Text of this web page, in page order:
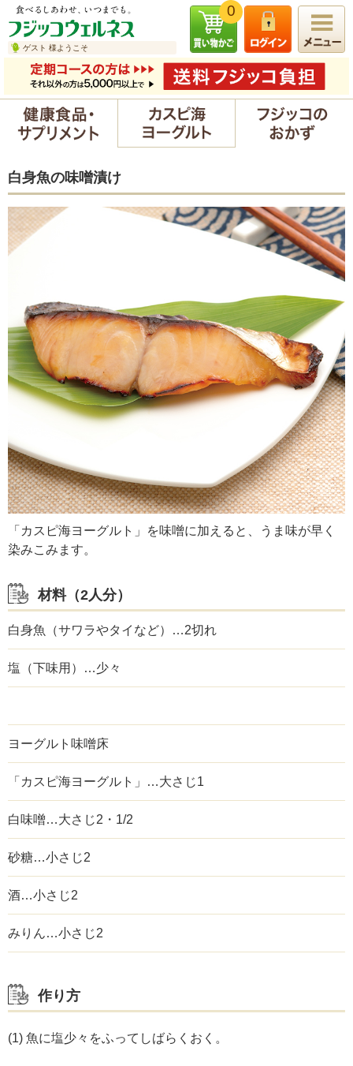
ゲスト 様ようこそ
0
白身魚の味噌漬け
「カスピ海ヨーグルト」を味噌に加えると、うま味が早く
染みこみます。
材料（2人分）
白身魚（サワラやタイなど）…2切れ
塩（下味用）…少々
ヨーグルト味噌床
「カスピ海ヨーグルト」…大さじ1
白味噌…大さじ2・1/2
砂糖…小さじ2
酒…小さじ2
みりん…小さじ2
作り方
(1) 魚に塩少々をふってしばらくおく。